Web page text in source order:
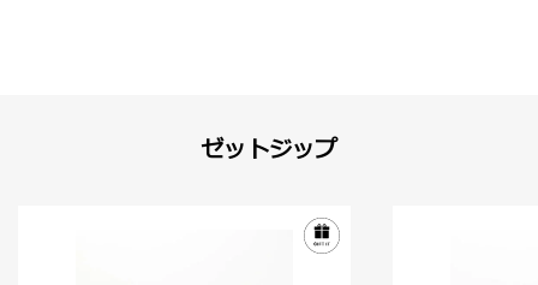
ゼットジップ